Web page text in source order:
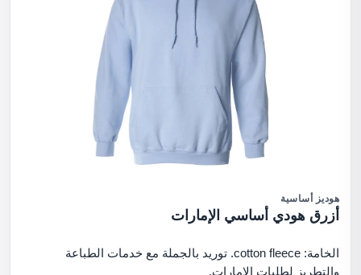
هوديز أساسية
أزرق هودي أساسي الإمارات
الخامة: cotton fleece. توريد بالجملة مع خدمات الطباعة
والتطريز لطلبات الإمارات.